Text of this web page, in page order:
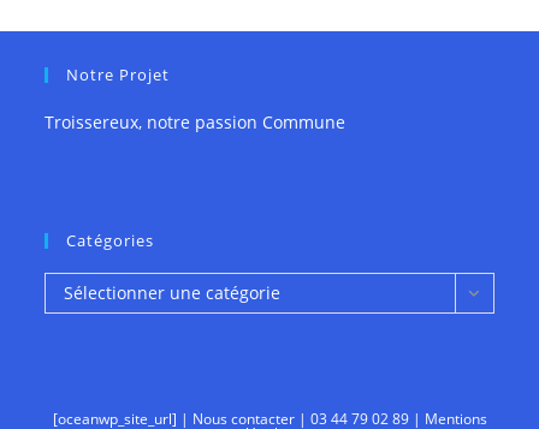
Notre Projet
Troissereux, notre passion Commune
Catégories
Catégories
Sélectionner une catégorie
[oceanwp_site_url] | Nous contacter| 03 44 79 02 89| Mentions